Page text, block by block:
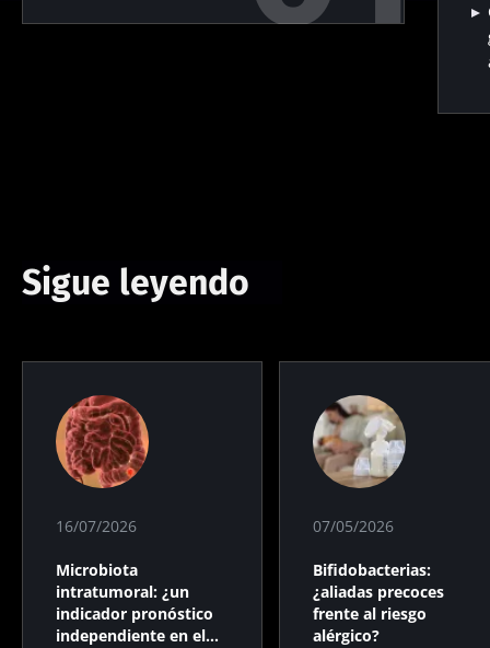
Sigue leyendo
16/07/2026
Microbiota
intratumoral: ¿un
indicador pronóstico
independiente en el
07/05/2026
Bifidobacterias:
¿aliadas precoces
frente al riesgo
alérgico?